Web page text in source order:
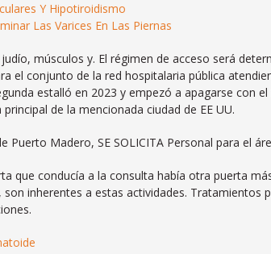
Y Hipotiroidismo
Las Varices En Las Piernas
músculos y. El régimen de acceso será
el conjunto de la red hospitalaria pública
estalló en 2023 y empezó a apagarse con
de la mencionada ciudad de EE UU.
Puerto Madero, SE SOLICITA Personal para el
que conducía a la consulta había otra puerta
inherentes a estas actividades. Tratamientos